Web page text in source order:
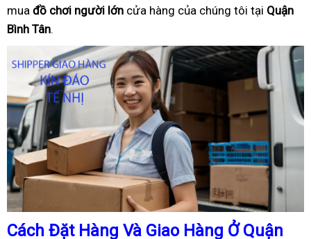
mua đồ chơi người lớn cửa hàng của chúng tôi tại Quận
Bình Tân.
Cách Đặt Hàng Và Giao Hàng ỞQuận